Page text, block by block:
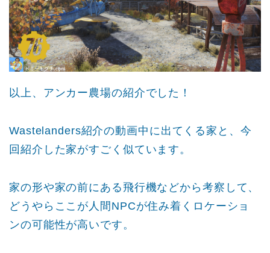
以上、アンカー農場の紹介でした！
Wastelanders紹介の動画中に出てくる家と、今
回紹介した家がすごく似ています。
家の形や家の前にある飛行機などから考察して、
どうやらここが人間NPCが住み着くロケーショ
ンの可能性が高いです。